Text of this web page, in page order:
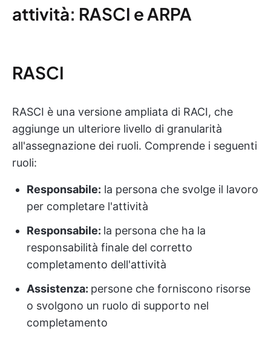
attività: RASCI e ARPA
RASCI
RASCI è una versione ampliata di RACI, che
aggiunge un ulteriore livello di granularità
all'assegnazione dei ruoli. Comprende i seguenti
ruoli:
Responsabile: la persona che svolge il lavoro
per completare l'attività
Responsabile: la persona che ha la
responsabilità finale del corretto
completamento dell'attività
Assistenza: persone che forniscono risorse
o svolgono un ruolo di supporto nel
completamento